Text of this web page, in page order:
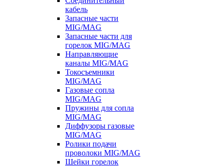
кабель
Запасные части
MIG/MAG
Запасные части для
горелок MIG/MAG
Направляющие
каналы MIG/MAG
Токосъемники
MIG/MAG
Газовые сопла
MIG/MAG
Пружины для сопла
MIG/MAG
Диффузоры газовые
MIG/MAG
Ролики подачи
проволоки MIG/MAG
Шейки горелок